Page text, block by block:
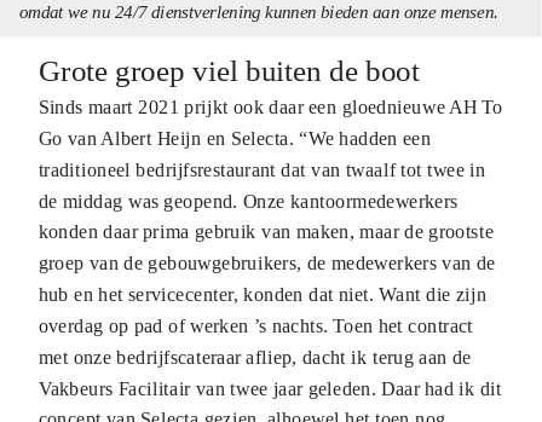
omdat we nu 24/7 dienstverlening kunnen bieden aan onze mensen.
Grote groep viel buiten de boot
Sinds maart 2021 prijkt ook daar een gloednieuwe AH To
Go van Albert Heijn en Selecta. “We hadden een
traditioneel bedrijfsrestaurant dat van twaalf tot twee in
de middag was geopend. Onze kantoormedewerkers
konden daar prima gebruik van maken, maar de grootste
groep van de gebouwgebruikers, de medewerkers van de
hub en het servicecenter, konden dat niet. Want die zijn
overdag op pad of werken ’s nachts. Toen het contract
met onze bedrijfscateraar afliep, dacht ik terug aan de
Vakbeurs Facilitair van twee jaar geleden. Daar had ik dit